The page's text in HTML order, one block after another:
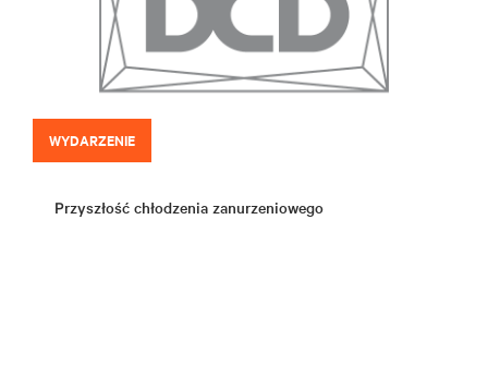
WYDARZENIE
Przyszłość chłodzenia zanurzeniowego